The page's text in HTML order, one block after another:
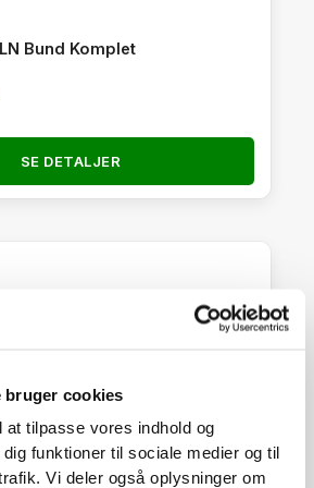
bruger cookies
at tilpasse vores indhold og
funktioner til sociale medier og til
Vi deler også oplysninger om
Bund Komplet
SE DETALJER